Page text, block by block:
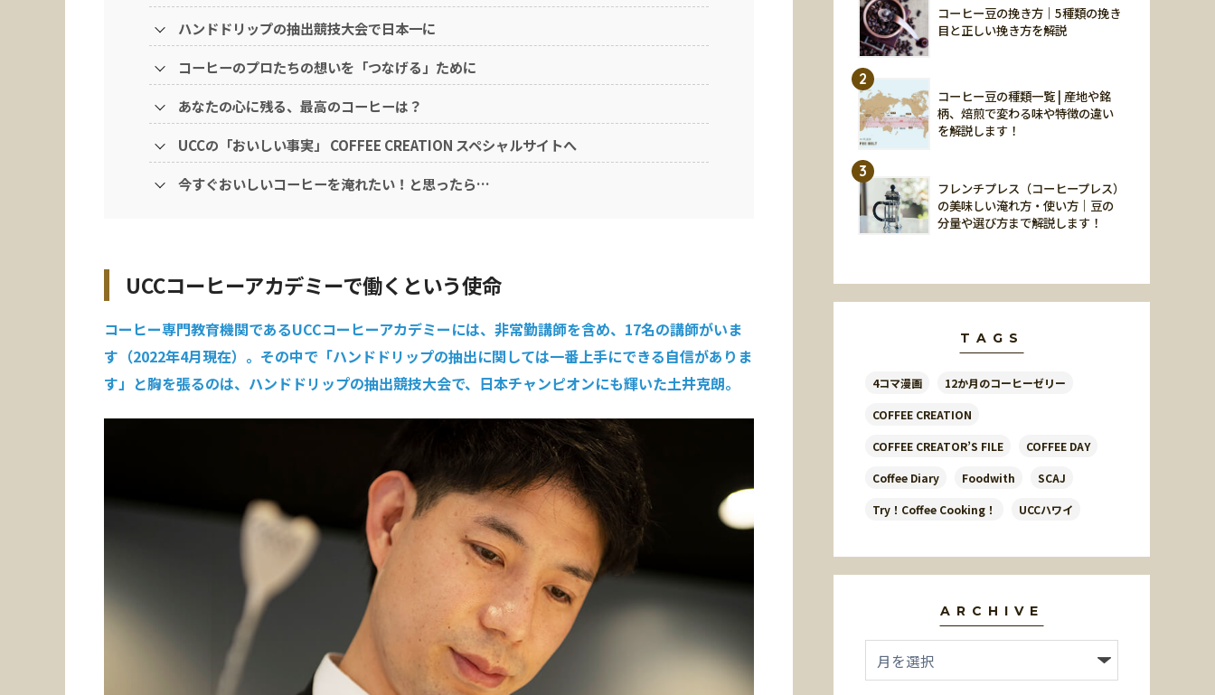
ハンドドリップの抽出競技大会で日本一に
コーヒーのプロたちの想いを「つなげる」ために
あなたの心に残る、最高のコーヒーは？
UCCの「おいしい事実」 COFFEE CREATION スペシャルサイトへ
今すぐおいしいコーヒーを淹れたい！と思ったら…
UCCコーヒーアカデミーで働くという使命
コーヒー専門教育機関であるUCCコーヒーアカデミーには、非常勤講師を含め、17名の講師がいま
す（2022年4月現在）。その中で「ハンドドリップの抽出に関しては一番上手にできる自信がありま
す」と胸を張るのは、ハンドドリップの抽出競技大会で、日本チャンピオンにも輝いた土井克朗。
コーヒー豆の挽き方｜5種類の挽き
目と正しい挽き方を解説
2
コーヒー豆の種類一覧 | 産地や銘
柄、焙煎で変わる味や特徴の違い
を解説します！
3
フレンチプレス（コーヒープレス）
の美味しい淹れ方・使い方｜豆の
分量や選び方まで解説します！
TAGS
4コマ漫画 12か月のコーヒーゼリー
COFFEE CREATION
COFFEE CREATOR’S FILE COFFEE DAY
Coffee Diary Foodwith SCAJ
Try！Coffee Cooking！ UCCハワイ
ARCHIVE